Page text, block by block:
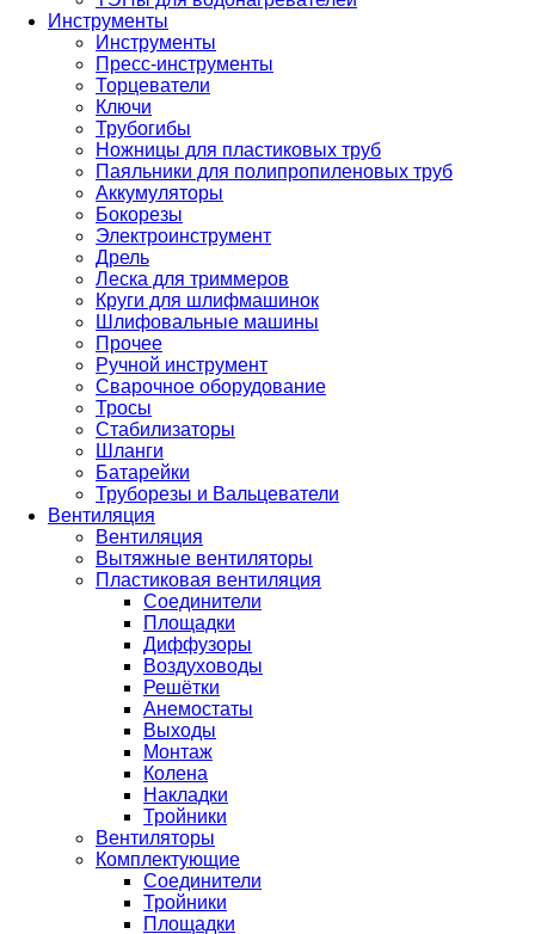
Инструменты
Инструменты
Пресс-инструменты
Торцеватели
Ключи
Трубогибы
Ножницы для пластиковых труб
Паяльники для полипропиленовых труб
Аккумуляторы
Бокорезы
Электроинструмент
Дрель
Леска для триммеров
Круги для шлифмашинок
Шлифовальные машины
Прочее
Ручной инструмент
Сварочное оборудование
Тросы
Стабилизаторы
Шланги
Батарейки
Труборезы и Вальцеватели
Вентиляция
Вентиляция
Вытяжные вентиляторы
Пластиковая вентиляция
Соединители
Площадки
Диффузоры
Воздуховоды
Решётки
Анемостаты
Выходы
Монтаж
Колена
Накладки
Тройники
Вентиляторы
Комплектующие
Соединители
Тройники
Площадки